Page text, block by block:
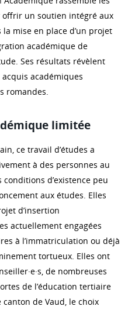
un soutien intégré aux
la mise en place d’un projet
académique de
Ses résultats révèlent
académiques
romandes.
limitée
ce travail d’études a
à des personnes au
conditions d’existence peu
aux études. Elles
d’insertion
actuellement engagées
à l’immatriculation ou déjà
tortueux. Elles ont
de nombreuses
de l’éducation tertiaire
canton de Vaud, le choix